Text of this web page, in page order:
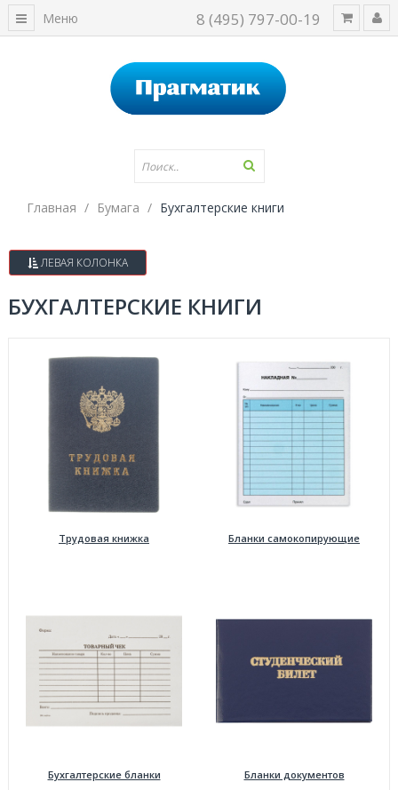
8 (495) 797-00-19
Меню
Главная Бумага Бухгалтерские книги
ЛЕВАЯ КОЛОНКА
БУХГАЛТЕРСКИЕ КНИГИ
Трудовая книжка Бланки самокопирующие
Бухгалтерские бланки Бланки документов